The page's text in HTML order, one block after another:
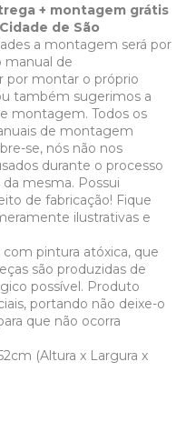
+ montagem grátis
de São
a montagem será por
manual de
por montar o próprio
também sugerimos a
montagem. Todos os
de montagem
se, nós não nos
durante o processo
mesma. Possui
de fabricação! Fique
ilustrativas e
pintura atóxica, que
são produzidas de
possível. Produto
portando não deixe-o
que não ocorra
(Altura x Largura x